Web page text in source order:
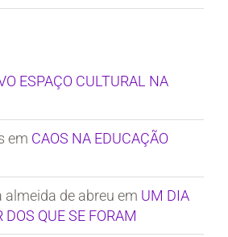
ESPAÇO CULTURAL NA
em CAOS NA EDUCAÇÃO
de abreu em UM DIA
DOS QUE SE FORAM